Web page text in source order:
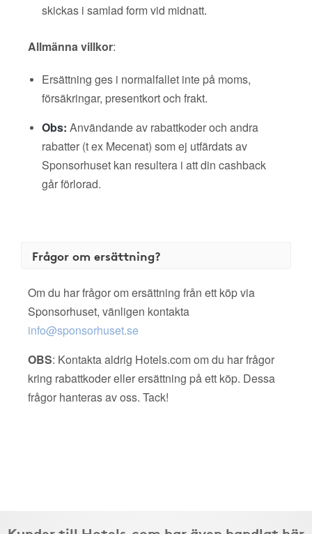
skickas i samlad form vid midnatt.
Allmänna villkor:
Ersättning ges i normalfallet inte på moms,
försäkringar, presentkort och frakt.
Obs: Användande av rabattkoder och andra
rabatter (t ex Mecenat) som ej utfärdats av
Sponsorhuset kan resultera i att din cashback
går förlorad.
Frågor om ersättning?
Om du har frågor om ersättning från ett köp via
Sponsorhuset, vänligen kontakta
info@sponsorhuset.se
OBS: Kontakta aldrig Hotels.com om du har frågor
kring rabattkoder eller ersättning på ett köp. Dessa
frågor hanteras av oss. Tack!